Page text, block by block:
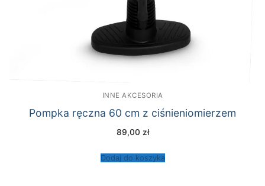
INNE AKCESORIA
Pompka ręczna 60 cm z ciśnieniomierzem
89,00 zł
Dodaj do koszyka